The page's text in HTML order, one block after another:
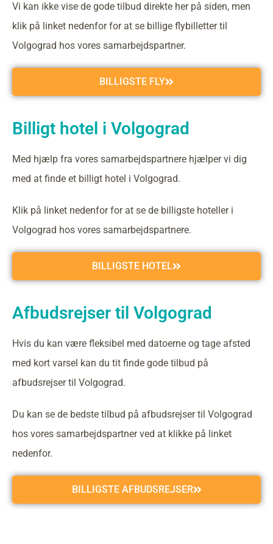
Vi kan ikke vise de gode tilbud direkte her på siden, men
klik på linket nedenfor for at se billige flybilletter til
Volgograd hos vores samarbejdspartner.
BILLIGSTE FLY
Billigt hotel i Volgograd
Med hjælp fra vores samarbejdspartnere hjælper vi dig
med at finde et billigt hotel i Volgograd.
Klik på linket nedenfor for at se de billigste hoteller i
Volgograd hos vores samarbejdspartnere.
BILLIGSTE HOTEL
Afbudsrejser til Volgograd
Hvis du kan være fleksibel med datoerne og tage afsted
med kort varsel kan du tit finde gode tilbud på
afbudsrejser til Volgograd.
Du kan se de bedste tilbud på afbudsrejser til Volgograd
hos vores samarbejdspartner ved at klikke på linket
nedenfor.
BILLIGSTE AFBUDSREJSER